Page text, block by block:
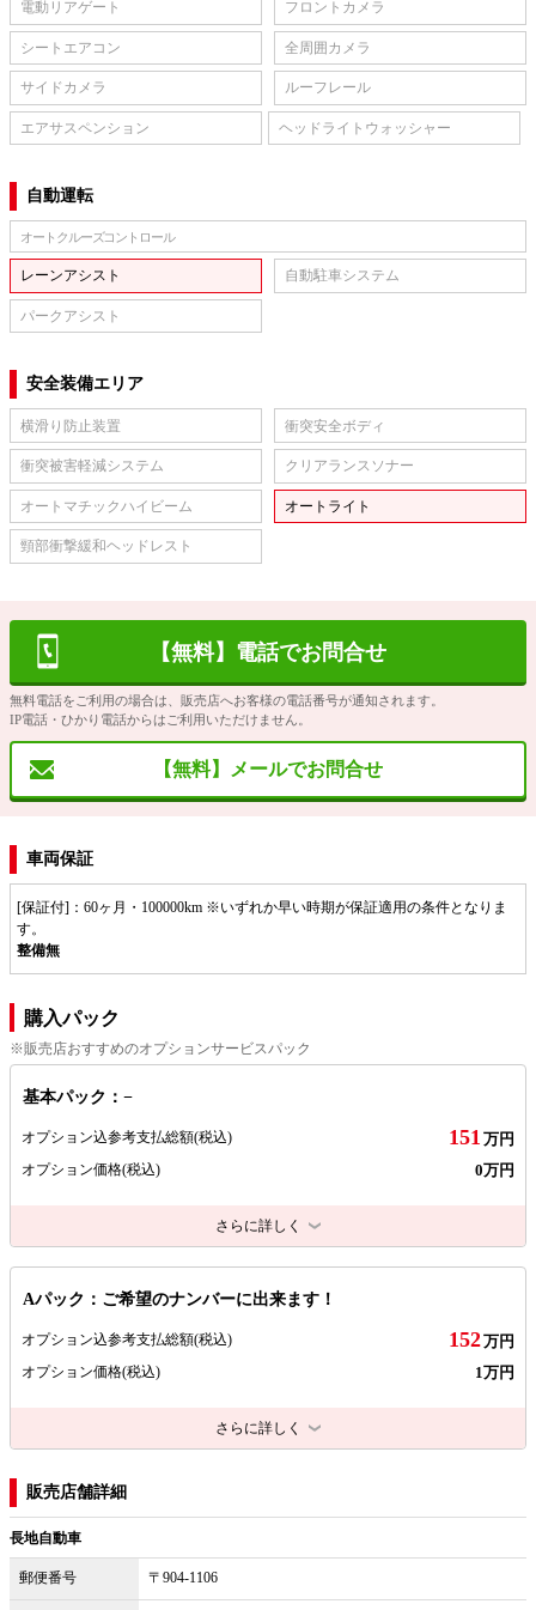
電動リアゲート フロントカメラ
シートエアコン 全周囲カメラ
サイドカメラ ルーフレール
エアサスペンション ヘッドライトウォッシャー
自動運転
オートクルーズコントロール
レーンアシスト 自動駐車システム
パークアシスト
安全装備エリア
横滑り防止装置 衝突安全ボディ
衝突被害軽減システム クリアランスソナー
オートマチックハイビーム オートライト
頸部衝撃緩和ヘッドレスト
【無料】電話でお問合せ
無料電話をご利用の場合は、販売店へお客様の電話番号が通知されます。
IP電話・ひかり電話からはご利用いただけません。
【無料】メールでお問合せ
車両保証
[保証付]：60ヶ月・100000km ※いずれか早い時期が保証適用の条件となりま
す。
整備無
購入パック
※販売店おすすめのオプションサービスパック
基本パック：−
オプション込参考支払総額(税込) 151 万円
オプション価格(税込) 0万円
さらに詳しく
Aパック：ご希望のナンバーに出来ます！
オプション込参考支払総額(税込) 152万円
オプション価格(税込) 1万円
さらに詳しく
販売店舗詳細
長地自動車
郵便番号 〒904-1106